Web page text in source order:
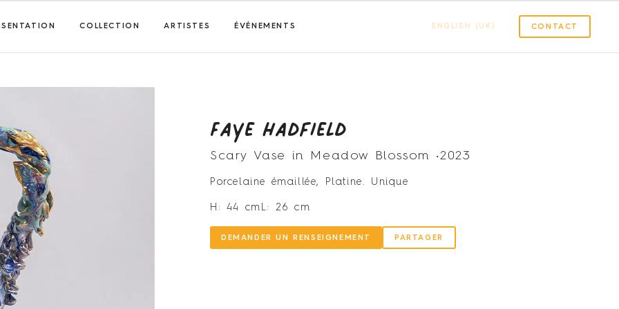
COLLECTION ARTISTES ÉVÉNEMENTS ENGLISH (UK) CONTACT
Faye Hadfield
Scary Vase in Meadow Blossom •2023
Porcelaine émaillée, Platine. Unique
H: 44 cm L: 26 cm
DEMANDER UN RENSEIGNEMENT PARTAGER